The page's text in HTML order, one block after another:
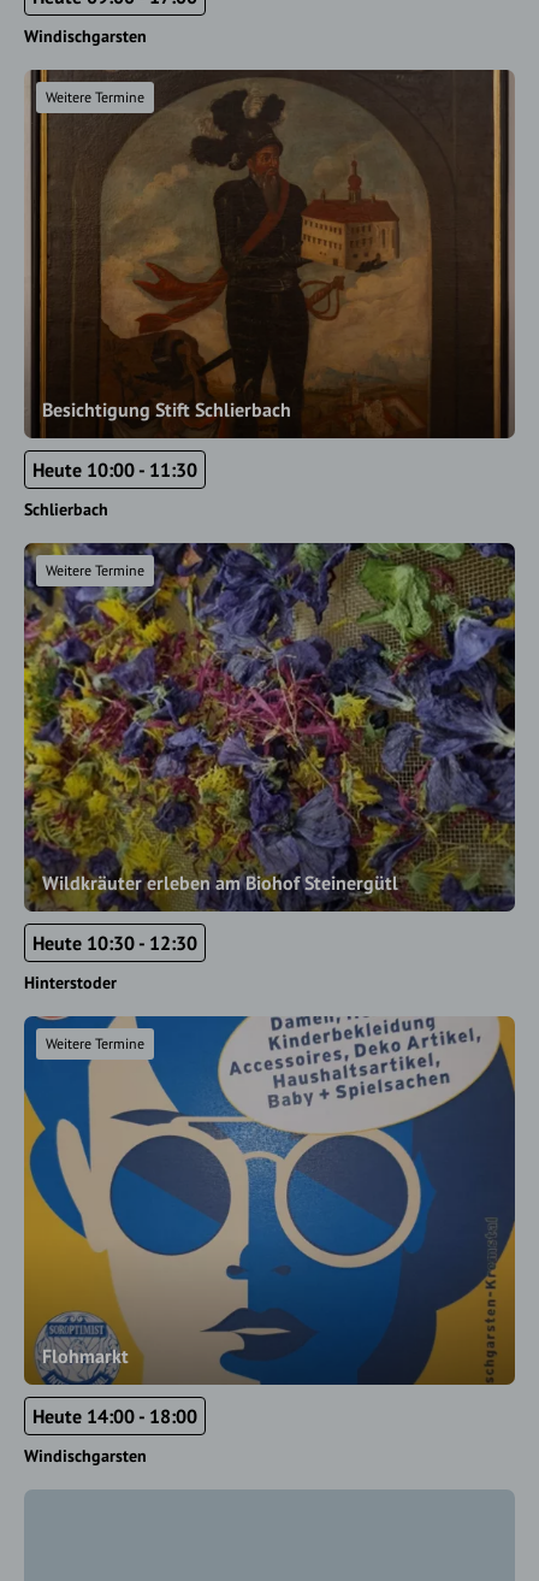
Windischgarsten
Besichtigung Stift Schlierbach
Weitere Termine
Heute 10:00 - 11:30
Schlierbach
Wildkräuter erleben am Biohof Steinergütl
Weitere Termine
Heute 10:30 - 12:30
Hinterstoder
Flohmarkt
Weitere Termine
Heute 14:00 - 18:00
Windischgarsten